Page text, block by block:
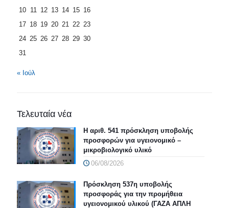
10 11 12 13 14 15 16
17 18 19 20 21 22 23
24 25 26 27 28 29 30
31
« Ιούλ
Τελευταία νέα
Η αριθ. 541 πρόσκληση υποβολής
προσφορών για υγειονομικό –
μικροβιολογικό υλικό
06/08/2026
Πρόσκληση 537η υποβολής
προσφοράς για την προμήθεια
υγειονομικού υλικού (ΓΑΖΑ ΑΠΛΗ